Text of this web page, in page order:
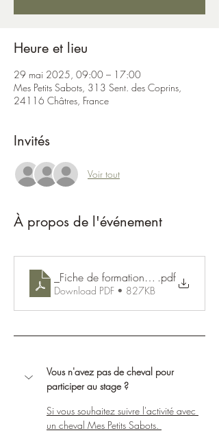
Heure et lieu
29 mai 2025, 09:00 – 17:00
Mes Petits Sabots, 313 Sent. des Coprins,
24116 Châtres, France
Invités
Voir tout
À propos de l'événement
_Fiche de formation _confiance,
.pdf
Download PDF • 827KB
Vous n'avez pas de cheval pour
participer au stage ?
Si vous souhaitez suivre l'activité avec
un cheval Mes Petits Sabots.